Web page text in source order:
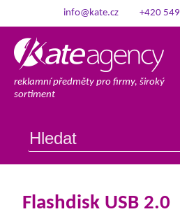
info@kate.cz +420
reklamní předměty pro firmy, široký
sortiment
Flashdisk USB 2.0